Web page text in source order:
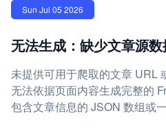
Sun Jul 05 2026
无法生成：缺少文章源
未提供可用于爬取的文章 URL
无法依据页面内容生成完整的
包含文章信息的 JSON 数组或